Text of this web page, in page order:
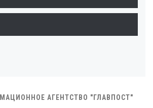
АГЕНТСТВО "ГЛАВПОСТ"